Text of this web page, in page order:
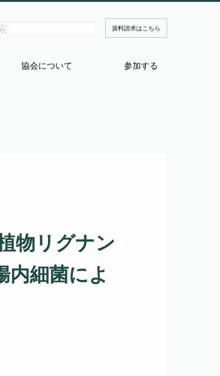
資料請求はこちら
協会について 参加する
物リグナン
内細菌によ